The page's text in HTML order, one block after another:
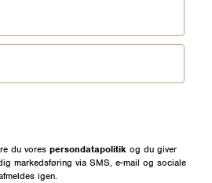
du vores persondatapolitik og du giver
markedsføring via SMS, e-mail og sociale
igen.